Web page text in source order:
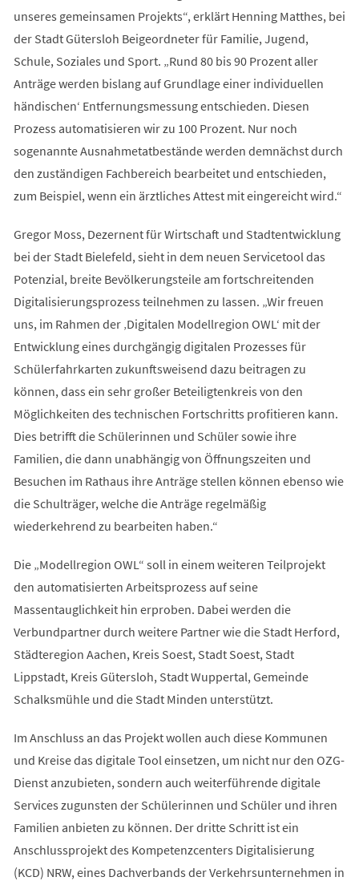
unseres gemeinsamen Projekts“, erklärt Henning Matthes, bei
der Stadt Gütersloh Beigeordneter für Familie, Jugend,
Schule, Soziales und Sport. „Rund 80 bis 90 Prozent aller
Anträge werden bislang auf Grundlage einer individuellen
händischen‘ Entfernungsmessung entschieden. Diesen
Prozess automatisieren wir zu 100 Prozent. Nur noch
sogenannte Ausnahmetatbestände werden demnächst durch
den zuständigen Fachbereich bearbeitet und entschieden,
zum Beispiel, wenn ein ärztliches Attest mit eingereicht wird.“
Gregor Moss, Dezernent für Wirtschaft und Stadtentwicklung
bei der Stadt Bielefeld, sieht in dem neuen Servicetool das
Potenzial, breite Bevölkerungsteile am fortschreitenden
Digitalisierungsprozess teilnehmen zu lassen. „Wir freuen
uns, im Rahmen der ‚Digitalen Modellregion OWL‘ mit der
Entwicklung eines durchgängig digitalen Prozesses für
Schülerfahrkarten zukunftsweisend dazu beitragen zu
können, dass ein sehr großer Beteiligtenkreis von den
Möglichkeiten des technischen Fortschritts profitieren kann.
Dies betrifft die Schülerinnen und Schüler sowie ihre
Familien, die dann unabhängig von Öffnungszeiten und
Besuchen im Rathaus ihre Anträge stellen können ebenso wie
die Schulträger, welche die Anträge regelmäßig
wiederkehrend zu bearbeiten haben.“
Die „Modellregion OWL“ soll in einem weiteren Teilprojekt
den automatisierten Arbeitsprozess auf seine
Massentauglichkeit hin erproben. Dabei werden die
Verbundpartner durch weitere Partner wie die Stadt Herford,
Städteregion Aachen, Kreis Soest, Stadt Soest, Stadt
Lippstadt, Kreis Gütersloh, Stadt Wuppertal, Gemeinde
Schalksmühle und die Stadt Minden unterstützt.
Im Anschluss an das Projekt wollen auch diese Kommunen
und Kreise das digitale Tool einsetzen, um nicht nur den OZG-
Dienst anzubieten, sondern auch weiterführende digitale
Services zugunsten der Schülerinnen und Schüler und ihren
Familien anbieten zu können. Der dritte Schritt ist ein
Anschlussprojekt des Kompetenzcenters Digitalisierung
(KCD) NRW, eines Dachverbands der Verkehrsunternehmen in